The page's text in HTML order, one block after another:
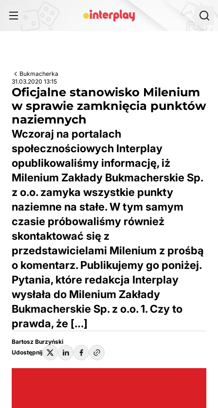
Bukmacherka
31.03.2020 13:15
Oficjalne stanowisko Milenium
w sprawie zamknięcia punktów
naziemnych
Wczoraj na portalach
społecznościowych Interplay
opublikowaliśmy informację, iż
Milenium Zakłady Bukmacherskie Sp.
z o.o. zamyka wszystkie punkty
naziemne na stałe. W tym samym
czasie próbowaliśmy również
skontaktować się z
przedstawicielami Milenium z prośbą
o komentarz. Publikujemy go poniżej.
Pytania, które redakcja Interplay
wysłała do Milenium Zakłady
Bukmacherskie Sp. z o.o. 1. Czy to
prawda, że […]
Bartosz Burzyński
Udostępnij